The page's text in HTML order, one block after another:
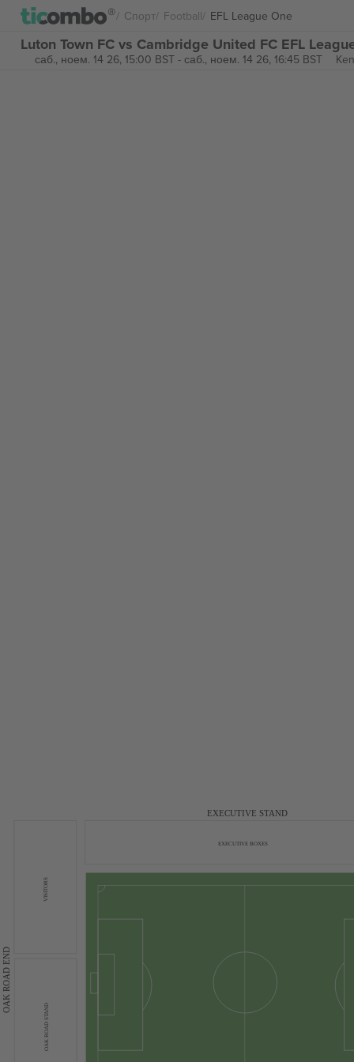
Спорт Football EFL League One
Luton Town FC vs Cambridge United FC EFL
саб., ноем. 14 26, 15:00 BST- саб., ноем. 14 26, 16:45 BST
OAK ROAD END
EXECUTIVE STAND
EXECUTIVE BOXES
VISITORS
OAK ROAD STAND